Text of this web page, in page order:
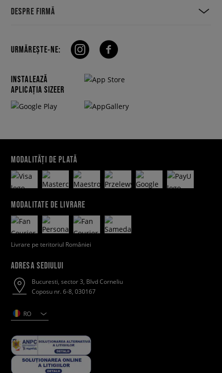
DESPRE FIRMĂ
URMĂREȘTE-NE:
INSTALEAZĂ
APLICAȚIA SIZEER
MODALITĂȚI DE PLATĂ
MODALITATE DE LIVRARE
Livrare pe teritoriul României
ADRESA SEDIULUI
Bucuresti, sector 3, Blvd Corneliu
Coposu nr. 6-8, 030167
RO